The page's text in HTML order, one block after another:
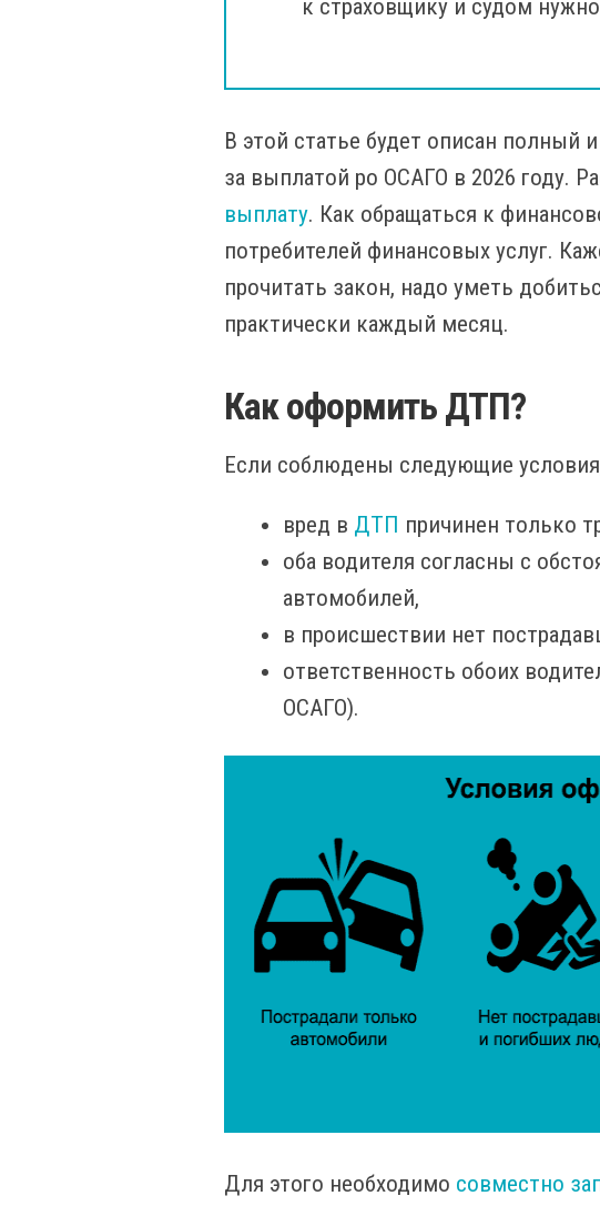
к страховщику и судом
В этой статье будет описан
за выплатой ро ОСАГО в 2026 году.
выплату. Как обращаться к
потребителей финансовых услуг.
прочитать закон, надо уметь
практически каждый месяц.
Как оформить ДТП?
Если соблюдены следующие
вред в ДТП причинен только
оба водителя согласны с
автомобилей,
в происшествии нет
ответственность обоих
ОСАГО).
Для этого необходимо совместно